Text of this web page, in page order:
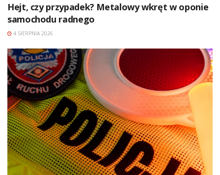
Hejt, czy przypadek? Metalowy wkręt w oponie
samochodu radnego
4 SIERPNIA 2026